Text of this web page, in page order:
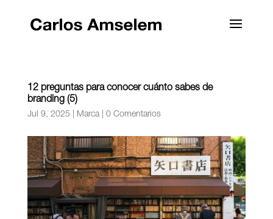
12 preguntas para conocer cuánto sabes de
branding (5)
Jul 9, 2025 Marca| 0 Comentarios